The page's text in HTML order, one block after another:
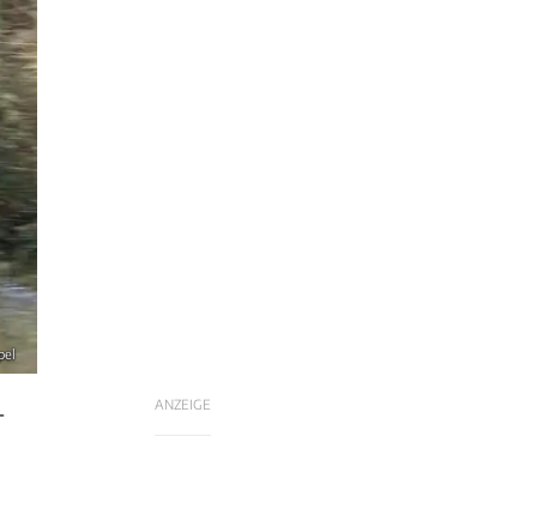
ANZEIGE